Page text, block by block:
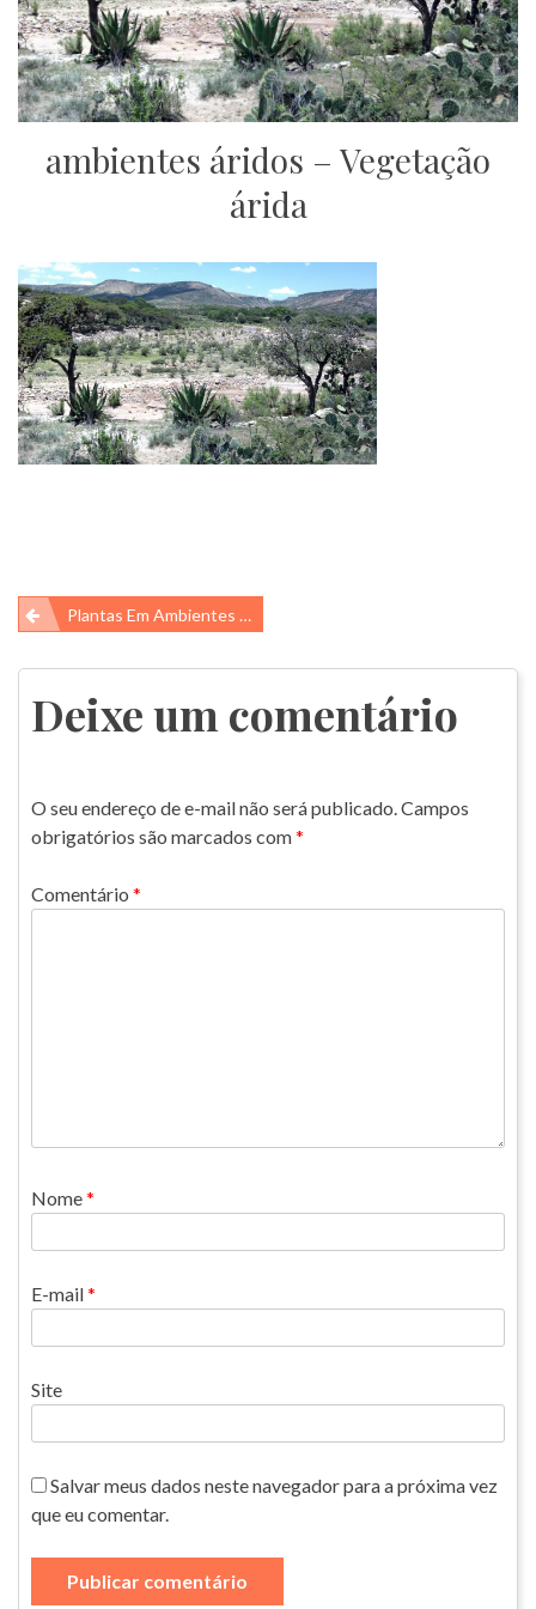
ambientes áridos – Vegetação
árida
Navegação
de
Post
Plantas Em Ambientes Áridos
Deixe um comentário
O seu endereço de e-mail não será publicado.Campos
obrigatórios são marcados com*
Comentário *
Nome*
E-mail*
Site
Salvar meus dados neste navegador para a próxima vez
que eu comentar.